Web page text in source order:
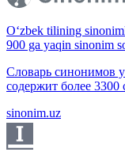
O‘zbek tilining
900 ga yaqin sinonim
Словарь синонимов
содержит более
sinonim.uz